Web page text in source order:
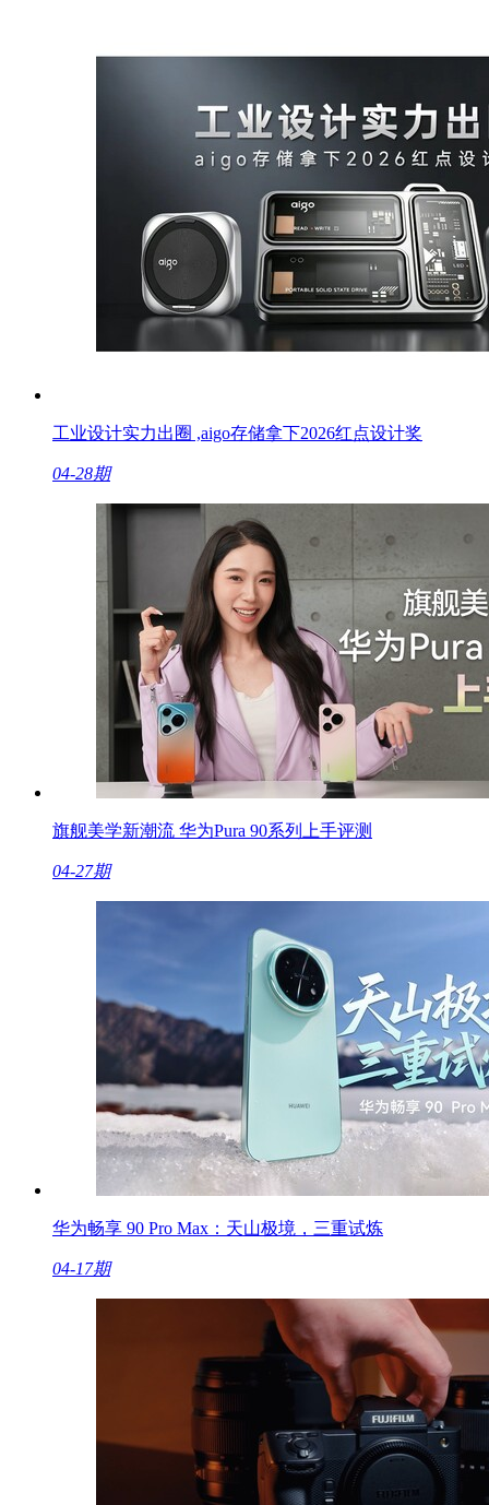
工业设计实力出圈 ,aigo存储拿下2026红点设计奖
04-28期
旗舰美学新潮流 华为Pura 90系列上手评测
04-27期
华为畅享 90 Pro Max：天山极境，三重试炼
04-17期